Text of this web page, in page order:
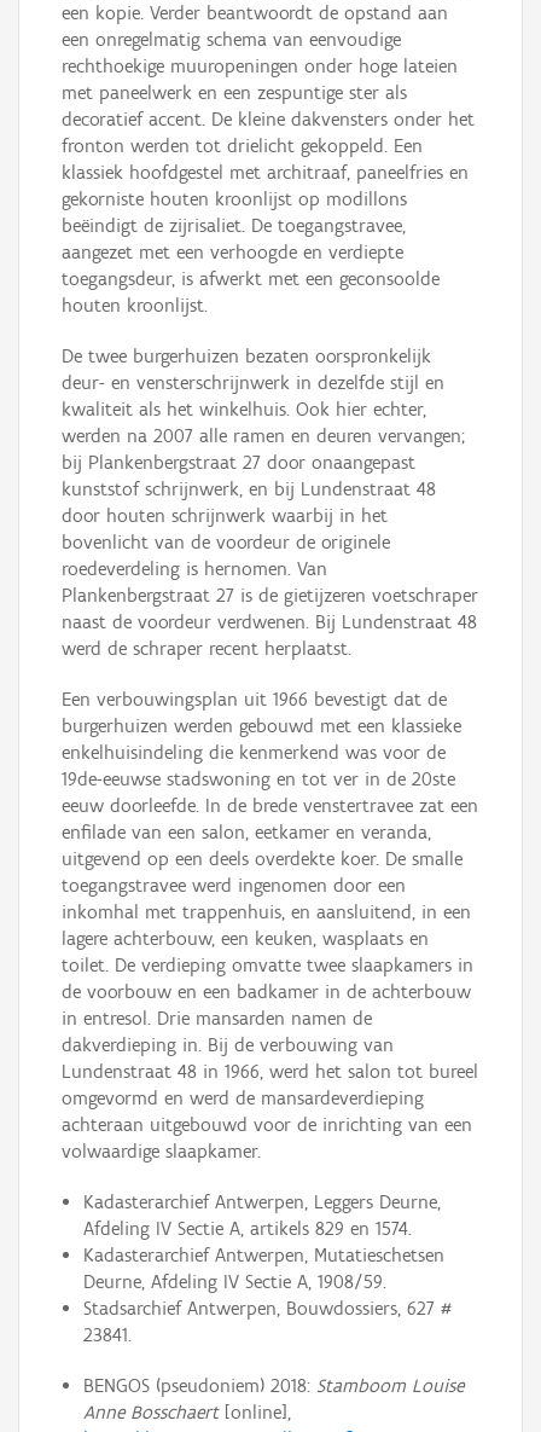
een kopie. Verder beantwoordt de opstand aan
een onregelmatig schema van eenvoudige
rechthoekige muuropeningen onder hoge lateien
met paneelwerk en een zespuntige ster als
decoratief accent. De kleine dakvensters onder het
fronton werden tot drielicht gekoppeld. Een
klassiek hoofdgestel met architraaf, paneelfries en
gekorniste houten kroonlijst op modillons
beëindigt de zijrisaliet. De toegangstravee,
aangezet met een verhoogde en verdiepte
toegangsdeur, is afwerkt met een geconsoolde
houten kroonlijst.
De twee burgerhuizen bezaten oorspronkelijk
deur- en vensterschrijnwerk in dezelfde stijl en
kwaliteit als het winkelhuis. Ook hier echter,
werden na 2007 alle ramen en deuren vervangen;
bij Plankenbergstraat 27 door onaangepast
kunststof schrijnwerk, en bij Lundenstraat 48
door houten schrijnwerk waarbij in het
bovenlicht van de voordeur de originele
roedeverdeling is hernomen. Van
Plankenbergstraat 27 is de gietijzeren voetschraper
naast de voordeur verdwenen. Bij Lundenstraat 48
werd de schraper recent herplaatst.
Een verbouwingsplan uit 1966 bevestigt dat de
burgerhuizen werden gebouwd met een klassieke
enkelhuisindeling die kenmerkend was voor de
19de-eeuwse stadswoning en tot ver in de 20ste
eeuw doorleefde. In de brede venstertravee zat een
enfilade van een salon, eetkamer en veranda,
uitgevend op een deels overdekte koer. De smalle
toegangstravee werd ingenomen door een
inkomhal met trappenhuis, en aansluitend, in een
lagere achterbouw, een keuken, wasplaats en
toilet. De verdieping omvatte twee slaapkamers in
de voorbouw en een badkamer in de achterbouw
in entresol. Drie mansarden namen de
dakverdieping in. Bij de verbouwing van
Lundenstraat 48 in 1966, werd het salon tot bureel
omgevormd en werd de mansardeverdieping
achteraan uitgebouwd voor de inrichting van een
volwaardige slaapkamer.
Kadasterarchief Antwerpen, Leggers Deurne,
Afdeling IV Sectie A, artikels 829 en 1574.
Kadasterarchief Antwerpen, Mutatieschetsen
Deurne, Afdeling IV Sectie A, 1908/59.
Stadsarchief Antwerpen, Bouwdossiers, 627 #
23841.
BENGOS (pseudoniem) 2018: Stamboom Louise
Anne Bosschaert[online],